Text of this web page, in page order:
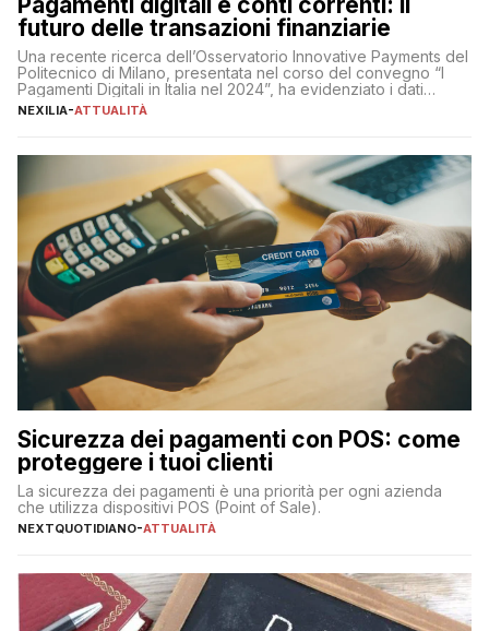
futuro delle transazioni finanziarie
Una recente ricerca dell’Osservatorio Innovative Payments del
Politecnico di Milano, presentata nel corso del convegno “I
Pagamenti Digitali in Italia nel 2024”, ha evidenziato i dati
definitivi del primo semestre 2024 relativamente alle
NEXILIA-ATTUALITÀ
Sicurezza dei pagamenti con POS: come
proteggere i tuoi clienti
La sicurezza dei pagamenti è una priorità per ogni azienda
che utilizza dispositivi POS (Point of Sale).
NEXTQUOTIDIANO-ATTUALITÀ